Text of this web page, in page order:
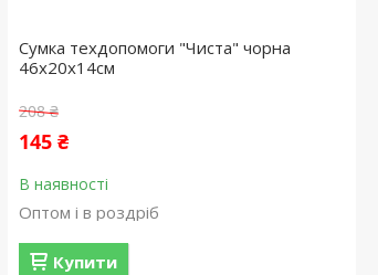
Сумка техдопомоги "Чиста" чорна
46х20х14см
208 ₴
145 ₴
В наявності
Оптом і в роздріб
Купити